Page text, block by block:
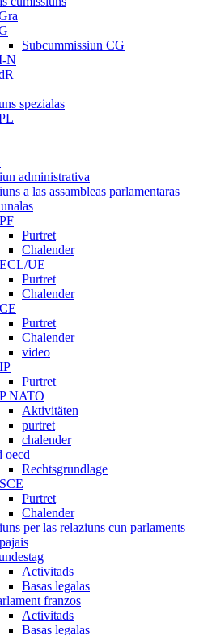
Subcummissiun CG
N
spezialas
administrativa
a las assambleas parlamentaras
Purtret
Chalender
UE
Purtret
Chalender
Purtret
Chalender
video
Purtret
NATO
Aktivitäten
purtret
chalender
oecd
Rechtsgrundlage
Purtret
Chalender
per las relaziuns cun parlaments
Activitads
Basas legalas
franzos
Activitads
Basas legalas